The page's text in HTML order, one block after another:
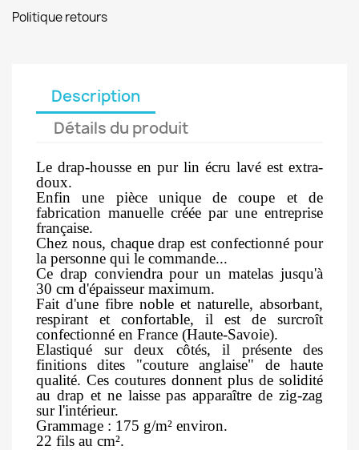
Politique retours
Description
Détails du produit
Le drap-housse en pur lin écru lavé est extra-
doux.
Enfin une pièce unique de coupe et de
fabrication manuelle créée par une entreprise
française.
Chez nous, chaque drap est confectionné pour
la personne qui le commande...
Ce drap conviendra pour un matelas jusqu'à
30 cm d'épaisseur maximum.
Fait d'une fibre noble et naturelle, absorbant,
respirant et confortable, il est de surcroît
confectionné en France (Haute-Savoie).
Elastiqué sur deux côtés, il présente des
finitions dites "couture anglaise" de haute
qualité. Ces coutures donnent plus de solidité
au drap et ne laisse pas apparaître de zig-zag
sur l'intérieur.
Grammage : 175 g/m² environ.
22 fils au cm².